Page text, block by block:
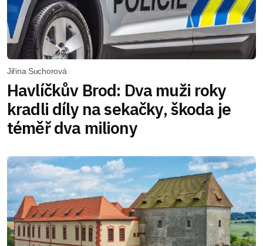
Jiřina Suchorová
Havlíčkův Brod: Dva muži roky
kradli díly na sekačky, škoda je
téměř dva miliony